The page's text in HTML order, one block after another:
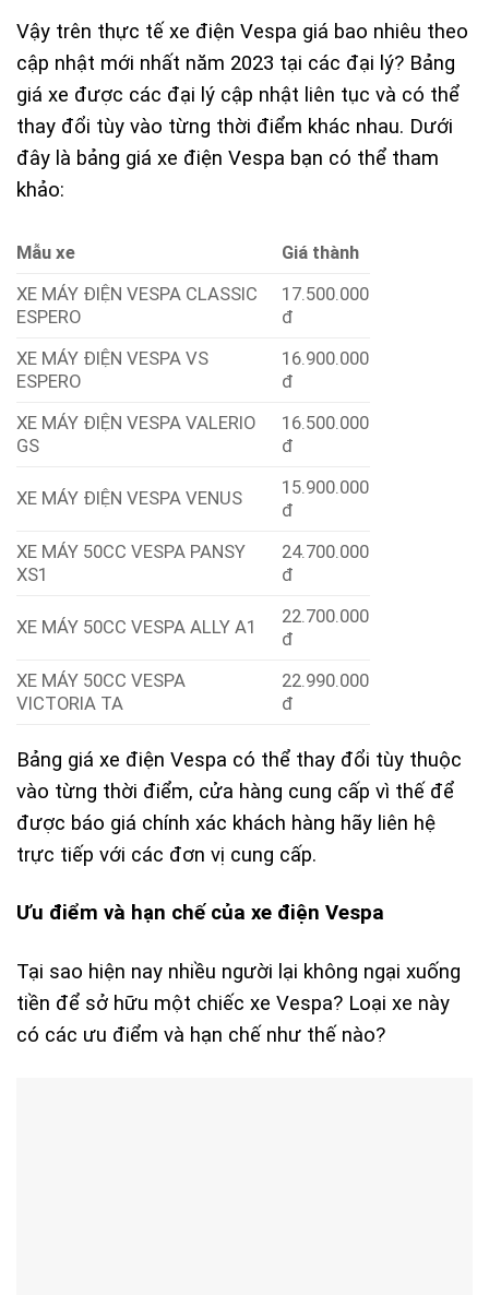
Vậy trên thực tế xe điện Vespa giá bao nhiêu theo
cập nhật mới nhất năm 2023 tại các đại lý? Bảng
giá xe được các đại lý cập nhật liên tục và có thể
thay đổi tùy vào từng thời điểm khác nhau. Dưới
đây là bảng giá xe điện Vespa bạn có thể tham
khảo:
Mẫu xe
Giá thành
XE MÁY ĐIỆN VESPA CLASSIC
ESPERO
17.500.000
đ
XE MÁY ĐIỆN VESPA VS
ESPERO
16.900.000
đ
XE MÁY ĐIỆN VESPA VALERIO
GS
16.500.000
đ
XE MÁY ĐIỆN VESPA VENUS
15.900.000
đ
XE MÁY 50CC VESPA PANSY
XS1
24.700.000
đ
XE MÁY 50CC VESPA ALLY A1
22.700.000
đ
XE MÁY 50CC VESPA
VICTORIA TA
22.990.000
đ
Bảng giá xe điện Vespa có thể thay đổi tùy thuộc
vào từng thời điểm, cửa hàng cung cấp vì thế để
được báo giá chính xác khách hàng hãy liên hệ
trực tiếp với các đơn vị cung cấp.
Ưu điểm và hạn chế của xe điện Vespa
Tại sao hiện nay nhiều người lại không ngại xuống
tiền để sở hữu một chiếc xe Vespa? Loại xe này
có các ưu điểm và hạn chế như thế nào?